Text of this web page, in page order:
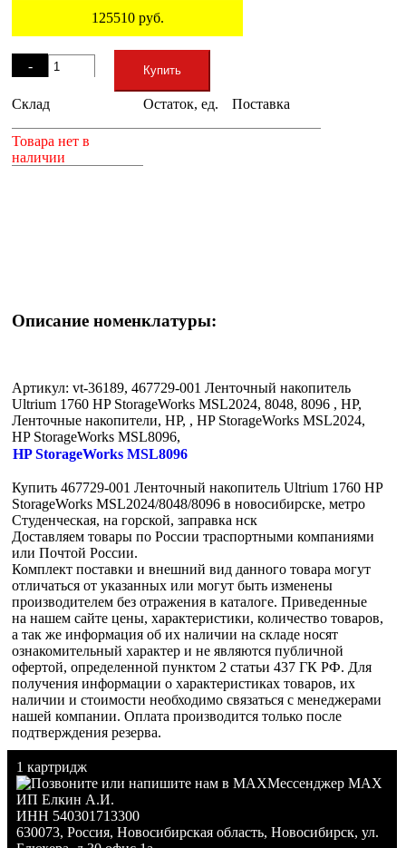
125510руб.
-
+
Купить
Склад Остаток, ед. Поставка
Товара нет в
наличии
Описание номенклатуры:
Артикул: vt-36189, 467729-001 Ленточный накопитель
Ultrium 1760 HP StorageWorks MSL2024, 8048, 8096 , HP,
Ленточные накопители, HP, , HP StorageWorks MSL2024,
HP StorageWorks MSL8096,
HP StorageWorks MSL8096
Купить 467729-001 Ленточный накопитель Ultrium 1760 HP
StorageWorks MSL2024/8048/8096 в новосибирске, метро
Студенческая, на горской, заправка нск
Доставляем товары по России траспортными компаниями
или Почтой России.
Комплект поставки и внешний вид данного товара могут
отличаться от указанных или могут быть изменены
производителем без отражения в каталоге. Приведенные
на нашем сайте цены, характеристики, количество товаров,
а так же информация об их наличии на складе носят
ознакомительный характер и не являются публичной
офертой, определенной пунктом 2 статьи 437 ГК РФ. Для
получения информации о характеристиках товаров, их
наличии и стоимости необходимо связаться с менеджерами
нашей компании. Оплата производится только после
подтверждения резерва.
1 картридж
Мессенджер MAX
ИП Елкин А.И.
ИНН 540301713300
630073, Россия, Новосибирская область, Новосибирск, ул.